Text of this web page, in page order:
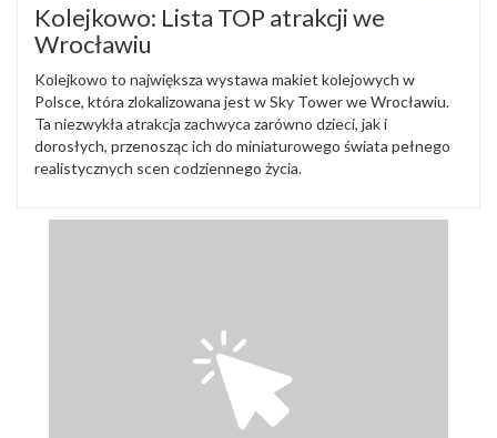
Kolejkowo: Lista TOP atrakcji we
Wrocławiu
Kolejkowo to największa wystawa makiet kolejowych w
Polsce, która zlokalizowana jest w Sky Tower we Wrocławiu.
Ta niezwykła atrakcja zachwyca zarówno dzieci, jak i
dorosłych, przenosząc ich do miniaturowego świata pełnego
realistycznych scen codziennego życia.